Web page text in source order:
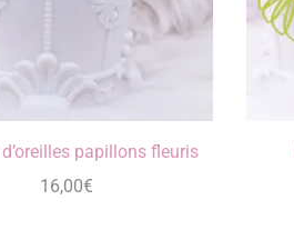
papillons fleuris
16,00€